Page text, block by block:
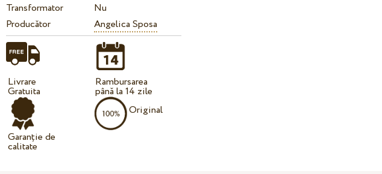
Transformator
Nu
Producător
Angelica Sposa
Livrare
Gratuita
Garanție de
calitate
Rambursarea
până la 14 zile
Original